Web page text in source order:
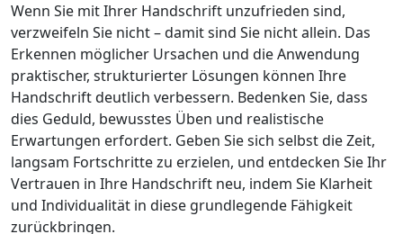
Wenn Sie mit Ihrer Handschrift unzufrieden sind,
verzweifeln Sie nicht – damit sind Sie nicht allein. Das
Erkennen möglicher Ursachen und die Anwendung
praktischer, strukturierter Lösungen können Ihre
Handschrift deutlich verbessern. Bedenken Sie, dass
dies Geduld, bewusstes Üben und realistische
Erwartungen erfordert. Geben Sie sich selbst die Zeit,
langsam Fortschritte zu erzielen, und entdecken Sie Ihr
Vertrauen in Ihre Handschrift neu, indem Sie Klarheit
und Individualität in diese grundlegende Fähigkeit
zurückbringen.